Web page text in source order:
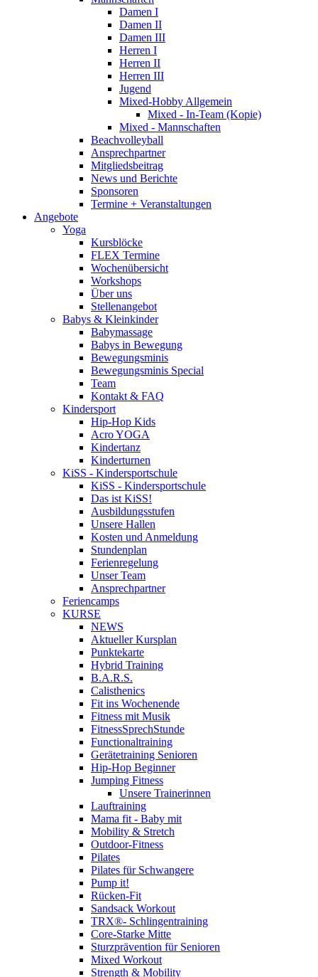
Damen I
Damen II
Damen III
Herren I
Herren II
Herren III
Jugend
Mixed-Hobby Allgemein
Mixed - In-Team (Kopie)
Mixed - Mannschaften
Beachvolleyball
Ansprechpartner
Mitgliedsbeitrag
News und Berichte
Sponsoren
Termine + Veranstaltungen
Angebote
Yoga
Kursblöcke
FLEX Termine
Wochenübersicht
Workshops
Über uns
Stellenangebot
Babys & Kleinkinder
Babymassage
Babys in Bewegung
Bewegungsminis
Bewegungsminis Special
Team
Kontakt & FAQ
Kindersport
Hip-Hop Kids
Acro YOGA
Kindertanz
Kinderturnen
KiSS - Kindersportschule
KiSS - Kindersportschule
Das ist KiSS!
Ausbildungsstufen
Unsere Hallen
Kosten und Anmeldung
Stundenplan
Ferienregelung
Unser Team
Ansprechpartner
Feriencamps
KURSE
NEWS
Aktueller Kursplan
Punktekarte
Hybrid Training
B.A.R.S.
Calisthenics
Fit ins Wochenende
Fitness mit Musik
FitnessSprechStunde
Functionaltraining
Gerätetraining Senioren
Hip-Hop Beginner
Jumping Fitness
Unsere Trainerinnen
Lauftraining
Mama fit - Baby mit
Mobility & Stretch
Outdoor-Fitness
Pilates
Pilates für Schwangere
Pump it!
Rücken-Fit
Sandsack Workout
TRX®- Schlingentraining
Core-Starke Mitte
Sturzprävention für Senioren
Mixed Workout
Strength & Mobility